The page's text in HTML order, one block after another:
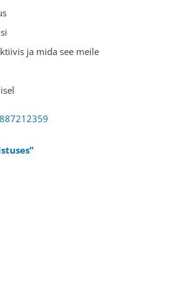
ja mida see meile